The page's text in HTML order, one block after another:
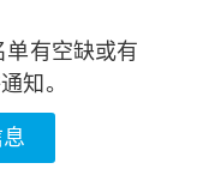
单有空缺或有
知。